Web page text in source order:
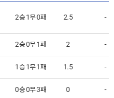
2승 1무 0패 2.5 -
2승 0무 1패 2 -
1승 1무 1패 1.5 -
0승 0무 3패 0 -